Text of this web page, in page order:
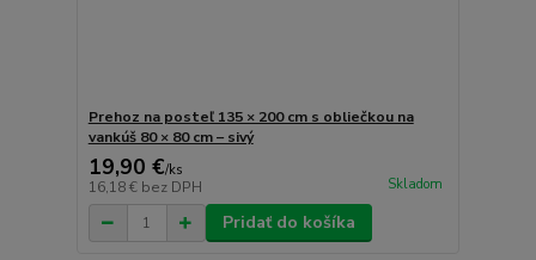
Prehoz na posteľ 135 × 200 cm s obliečkou na
vankúš 80 × 80 cm – sivý
19,90 €/ks
16,18 € bez DPH Skladom
Pridať do košíka